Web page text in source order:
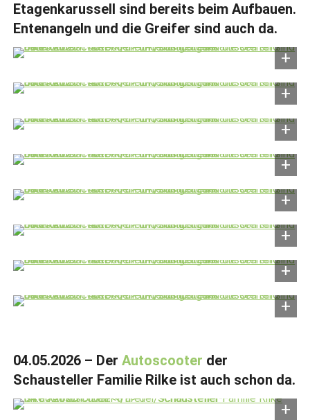
Etagenkarussell sind bereits beim Aufbauen.
Entenangeln und die Greifer sind auch da.
04.05.2026 – DerAutoscooter der
Schausteller Familie Rilke ist auch schon da.